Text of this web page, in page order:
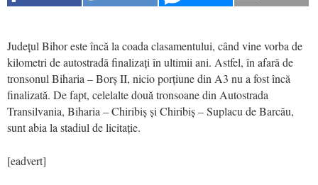
Județul Bihor este încă la coada clasamentului, când vine vorba de
kilometri de autostradă finalizați în ultimii ani. Astfel, în afară de
tronsonul Biharia – Borș II, nicio porțiune din A3 nu a fost încă
finalizată. De fapt, celelalte două tronsoane din Autostrada
Transilvania, Biharia – Chiribiș și Chiribiș – Suplacu de Barcău,
sunt abia la stadiul de licitație.
[eadvert]